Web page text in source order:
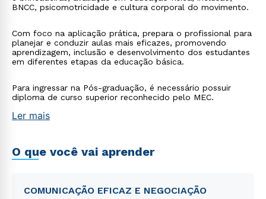
BNCC, psicomotricidade e cultura corporal do movimento.
Com foco na aplicação prática, prepara o profissional para
planejar e conduzir aulas mais eficazes, promovendo
aprendizagem, inclusão e desenvolvimento dos estudantes
em diferentes etapas da educação básica.
Para ingressar na Pós-graduação, é necessário possuir
diploma de curso superior reconhecido pelo MEC.
Ler mais
O que você vai aprender
COMUNICAÇÃO EFICAZ E NEGOCIAÇÃO